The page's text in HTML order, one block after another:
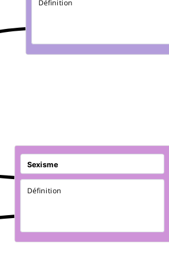
Définition
Définition